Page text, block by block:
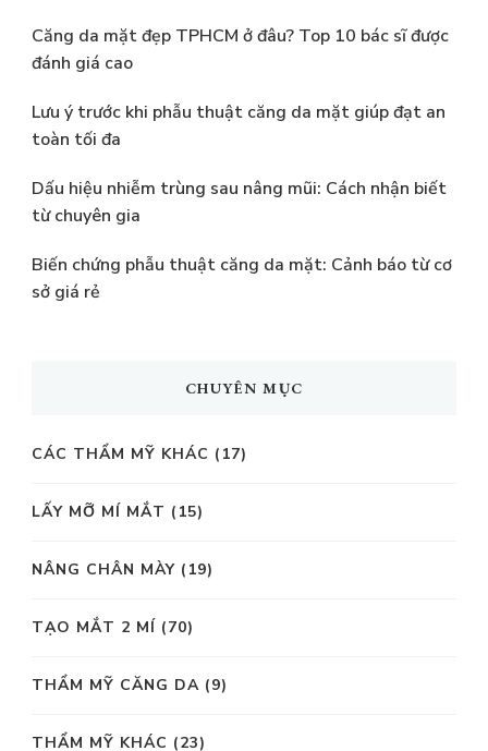
Căng da mặt đẹp TPHCM ở đâu? Top 10 bác sĩ được
đánh giá cao
Lưu ý trước khi phẫu thuật căng da mặt giúp đạt an
toàn tối đa
Dấu hiệu nhiễm trùng sau nâng mũi: Cách nhận biết
từ chuyên gia
Biến chứng phẫu thuật căng da mặt: Cảnh báo từ cơ
sở giá rẻ
CHUYÊN MỤC
CÁC THẨM MỸ KHÁC (17)
LẤY MỠ MÍ MẮT (15)
NÂNG CHÂN MÀY (19)
TẠO MẮT 2 MÍ (70)
THẨM MỸ CĂNG DA (9)
THẨM MỸ KHÁC (23)